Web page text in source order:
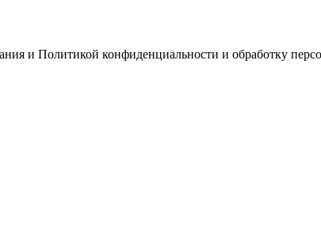
и Политикой конфиденциальности и обработку